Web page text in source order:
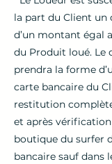
la part du Client un
d’un montant égal
du Produit loué. Le
prendra la forme
carte bancaire du
restitution
et après vérification
boutique du surfer
bancaire sauf dans